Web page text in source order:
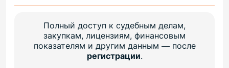
Полный доступ к судебным делам,
закупкам, лицензиям, финансовым
показателям и другим данным — после
регистрации.